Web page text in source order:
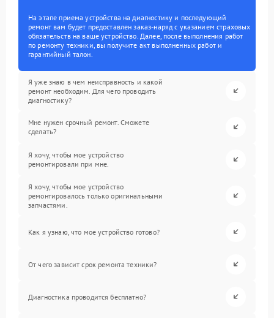
На этапе приема устройства на диагностику и последующий
ремонт вам будет предоставлен заказ-наряд с указанием страховых
обязательств на ваше устройство. Далее, после выполнения работ
по ремонту техники, вы получите акт выполненных работ и
гарантийный талон.
Я уже знаю в чем неисправность и какой
ремонт необходим. Для чего проводить
диагностику?
Мне нужен срочный ремонт. Сможете
сделать?
Я хочу, чтобы мое устройство
ремонтировали при мне.
Я хочу, чтобы мое устройство
ремонтировалось только оригинальными
запчастями.
Как я узнаю, что мое устройство готово?
От чего зависит срок ремонта техники?
Диагностика проводится бесплатно?